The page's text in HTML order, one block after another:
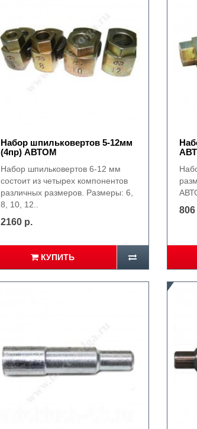
Набор шпильковертов 5-12мм
(4пр) АВТОМ
Набор шпильковертов 6-12 мм
состоит из четырех компонентов
различных размеров. Размеры: 6,
8, 10, 12..
2160 р.
КУПИТЬ
806